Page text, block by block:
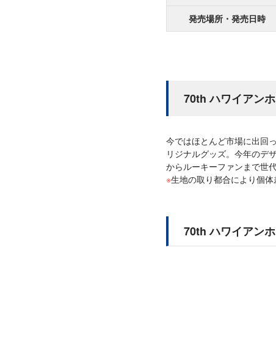
発売場所・発売日時
70th ハワイアン
今ではほとんど市場に出回
リジナルグッズ。今年のデ
からルーキーファンまで世
※生地の取り都合により個
70th ハワイアン